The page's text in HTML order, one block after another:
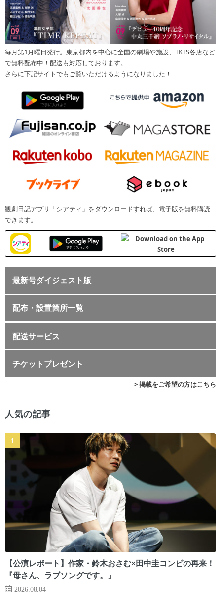
毎月第1月曜日発行。東京都内を中心に全国の劇場や施設、TKTS各店など
で無料配布中！配送も対応しております。
さらに下記サイトでもご覧いただけるようになりました！
観劇日記アプリ「シアティ」をダウンロードすれば、電子版を無料購読
できます。
最新号ダイジェスト版
配布・設置箇所一覧
配送サービス
チケットプレゼント
> 掲載をご希望の方はこちら
人気の記事
【公演レポート】作家・鈴木おさむ×田中圭コンビの再来！
『母さん、ラブソングです。』
2026.08.04